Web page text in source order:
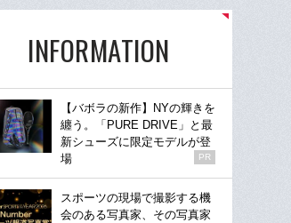
INFORMATION
【バボラの新作】NYの輝きを
纏う。「PURE DRIVE」と最
新シューズに限定モデルが登
場
PR
スポーツの現場で撮影する機
会のある写真家、その写真家